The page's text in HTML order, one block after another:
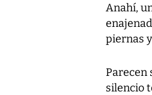
Anahí,
piernas
Parecen
silencio